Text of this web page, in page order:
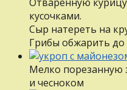
кусочками.
Сыр натереть на
Грибы обжарить до
Мелко порезанную
и чесноком